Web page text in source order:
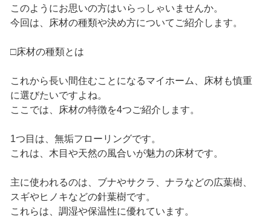
このようにお思いの方はいらっしゃいませんか。
今回は、床材の種類や決め方についてご紹介します。
□床材の種類とは
これから長い間住むことになるマイホーム、床材も慎重
に選びたいですよね。
ここでは、床材の特徴を4つご紹介します。
1つ目は、無垢フローリングです。
これは、木目や天然の風合いが魅力の床材です。
主に使われるのは、ブナやサクラ、ナラなどの広葉樹、
スギやヒノキなどの針葉樹です。
これらは、調湿や保温性に優れています。